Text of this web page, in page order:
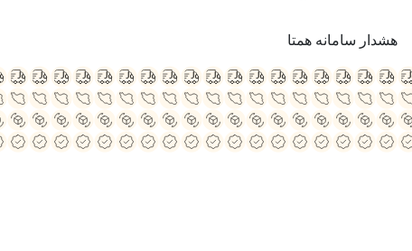
هشدار سامانه همتا